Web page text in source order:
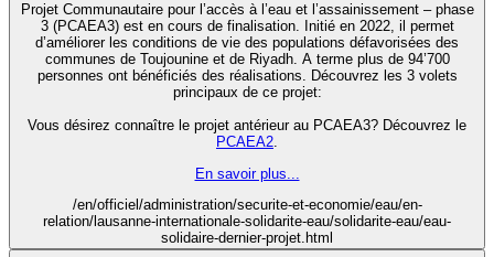
Projet Communautaire pour l’accès à l’eau et l’assainissement – phase
3 (PCAEA3) est en cours de finalisation. Initié en 2022, il permet
d’améliorer les conditions de vie des populations défavorisées des
communes de Toujounine et de Riyadh. A terme plus de 94’700
personnes ont bénéficiés des réalisations. Découvrez les 3 volets
principaux de ce projet:
Vous désirez connaître le projet antérieur au PCAEA3? Découvrez le
PCAEA2.
En savoir plus...
/en/officiel/administration/securite-et-economie/eau/en-
relation/lausanne-internationale-solidarite-eau/solidarite-eau/eau-
solidaire-dernier-projet.html